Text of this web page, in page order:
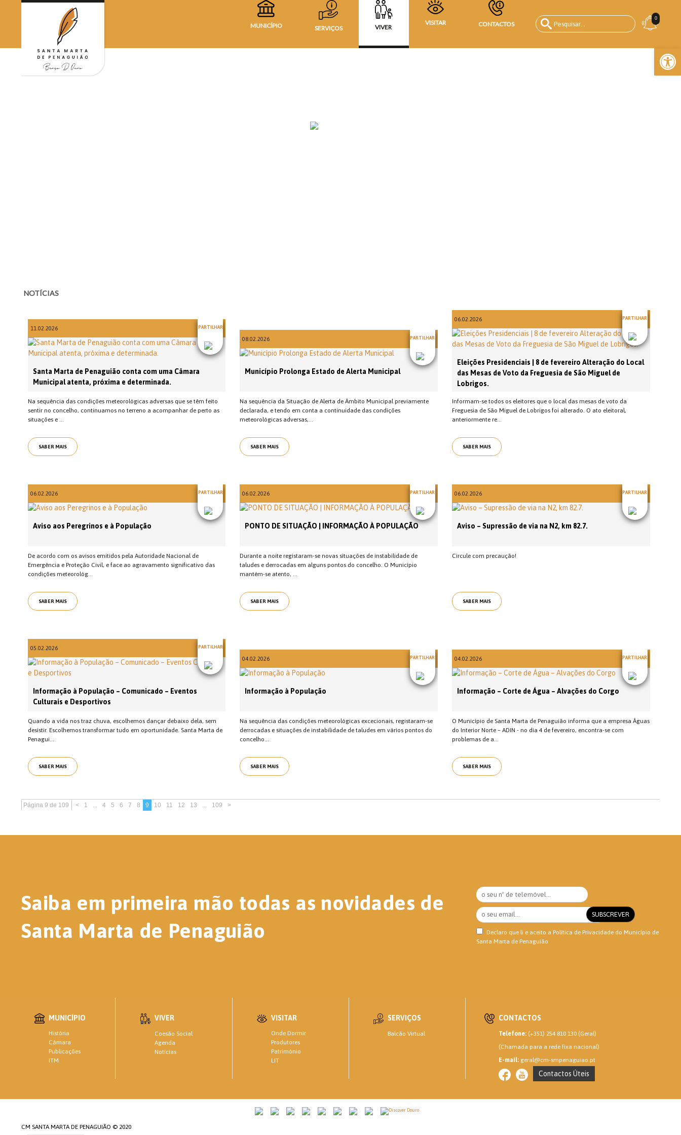
0
MUNICÍPIO SERVIÇOS VIVER
VISITAR CONTACTOS
NOTÍCIAS
11.02.2026 PARTILHAR
Santa Marta de Penaguião conta com uma Câmara
Municipal atenta, próxima e determinada.
Na sequência das condições meteorológicas adversas que se têm feito
sentir no concelho, continuamos no terreno a acompanhar de perto as
situações e ...
SABER MAIS
08.02.2026 PARTILHAR
Município Prolonga Estado de Alerta Municipal
Na sequência da Situação de Alerta de Âmbito Municipal previamente
declarada, e tendo em conta a continuidade das condições
meteorológicas adversas,...
SABER MAIS
06.02.2026 PARTILHAR
Eleições Presidenciais | 8 de fevereiro Alteração do Local
das Mesas de Voto da Freguesia de São Miguel de
Lobrigos.
Informam-se todos os eleitores que o local das mesas de voto da
Freguesia de São Miguel de Lobrigos foi alterado. O ato eleitoral,
anteriormente re...
SABER MAIS
06.02.2026 PARTILHAR
Aviso aos Peregrinos e à População
De acordo com os avisos emitidos pela Autoridade Nacional de
Emergência e Proteção Civil, e face ao agravamento significativo das
condições meteorológ...
SABER MAIS
06.02.2026 PARTILHAR
PONTO DE SITUAÇÃO | INFORMAÇÃO À POPULAÇÃO
Durante a noite registaram-se novas situações de instabilidade de
taludes e derrocadas em alguns pontos do concelho. O Município
mantém-se atento, ...
SABER MAIS
06.02.2026 PARTILHAR
Aviso – Supressão de via na N2, km 82.7.
Circule com precaução!
SABER MAIS
05.02.2026 PARTILHAR
Informação à População – Comunicado – Eventos
Culturais e Desportivos
Quando a vida nos traz chuva, escolhemos dançar debaixo dela, sem
desistir. Escolhemos transformar tudo em oportunidade. Santa Marta de
Penagui...
SABER MAIS
04.02.2026 PARTILHAR
Informação à População
Na sequência das condições meteorológicas excecionais, registaram-se
derrocadas e situações de instabilidade de taludes em vários pontos do
concelho...
SABER MAIS
04.02.2026 PARTILHAR
Informação – Corte de Água – Alvações do Corgo
O Município de Santa Marta de Penaguião informa que a empresa Águas
do Interior Norte – ADIN - no dia 4 de fevereiro, encontra-se com
problemas de a...
SABER MAIS
Página 9 de 109 < 1 ... 4 5 6 7 8 9 10 11 12 13 ... 109 >
Saiba em primeira mão todas as novidades de
Santa Marta de Penaguião
Declaro que li e aceito a Política de Privacidadedo Município de
Santa Marta de Penaguião
MUNICÍPIO
História
Câmara
Publicações
ITM
VIVER
Coesão Social
Agenda
Notícias
VISITAR
Onde Dormir
Produtores
Património
LIT
SERVIÇOS
Balcão Virtual
CONTACTOS
Telefone:(+351) 254 810 130 (Geral)
(Chamada para a rede fixa nacional)
E-mail:geral@cm-smpenaguiao.pt
Contactos Úteis
CM SANTA MARTA DE PENAGUIÃO © 2020